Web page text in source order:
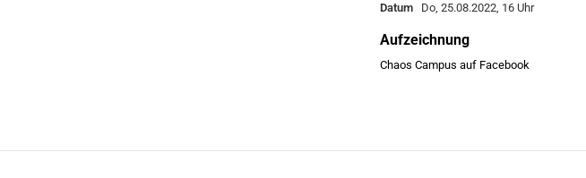
Datum Do, 25.08.2022, 16 Uhr
Aufzeichnung
Chaos Campus auf Facebook